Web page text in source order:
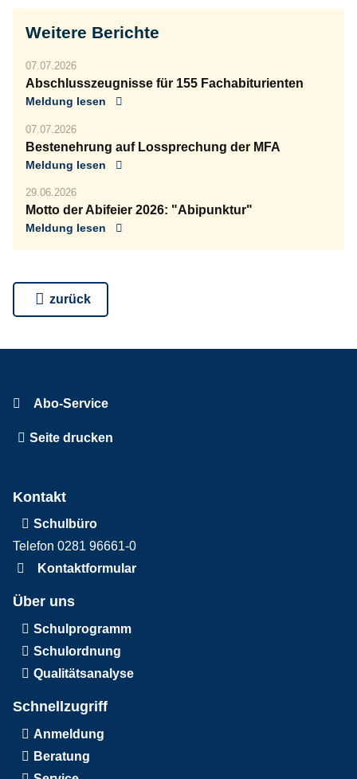
Weitere Berichte
07.07.2026
Abschlusszeugnisse für 155 Fachabiturienten
Meldung lesen
07.07.2026
Bestenehrung auf Lossprechung der MFA
Meldung lesen
29.06.2026
Motto der Abifeier 2026: "Abipunktur"
Meldung lesen
zurück
Abo-Service
Seite drucken
Kontakt
Schulbüro
Telefon 0281 96661-0
Kontaktformular
Über uns
Schulprogramm
Schulordnung
Qualitätsanalyse
Schnellzugriff
Anmeldung
Beratung